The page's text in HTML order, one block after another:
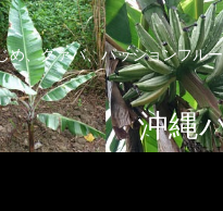
め、グァバ、パッションフル
沖縄